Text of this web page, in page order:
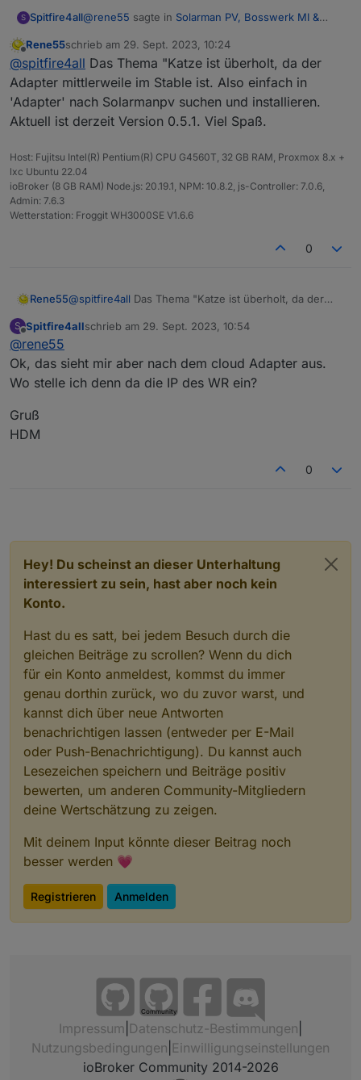
S Spitfire4all@rene55 sagte in Solarman PV, Bosswerk MI &
@kusiDas ist völlig richtig -dieser Adpter liest
die Daten via API aus der Cloud. Daher
Zum Auslesen ohne Cloud kannst du den
Adapter
testen. Der ist leider noch nicht im latest, so
Bin ein wenig zu dumm, den Adapter zu
installieren.
Bei der Katze unter Benutzerdefiniert die URL
Dann sollte der Adapter doch eigentlich unter
anderes machen.
Heißt der auch Solarman PV nur mit einer anderen
Version?
Danke
Gruß Hans-Dieter
Offline
Rene55schrieb am 29. Sept. 2023, 10:24
zuletzt editiert von
@spitfire4all Das Thema "Katze ist überholt, da der
Adapter mittlerweile im Stable ist. Also einfach in
'Adapter' nach Solarmanpv suchen und installieren.
Aktuell ist derzeit Version 0.5.1. Viel Spaß.
Host: Fujitsu Intel(R) Pentium(R) CPU G4560T, 32 GB RAM, Proxmox 8.x +
lxc Ubuntu 22.04
ioBroker (8 GB RAM) Node.js: 20.19.1, NPM: 10.8.2, js-Controller: 7.0.6,
Admin: 7.6.3
Wetterstation: Froggit WH3000SE V1.6.6
0
Rene55@spitfire4all Das Thema "Katze ist überholt, da der
'Adapter' nach Solarmanpv suchen und installieren.
S
Offline
Spitfire4allschrieb am 29. Sept. 2023, 10:54
zuletzt editiert von
@rene55
Ok, das sieht mir aber nach dem cloud Adapter aus.
Wo stelle ich denn da die IP des WR ein?
Gruß
HDM
0
Hey! Du scheinst an dieser Unterhaltung
interessiert zu sein, hast aber noch kein
Konto.
Hast du es satt, bei jedem Besuch durch die
gleichen Beiträge zu scrollen? Wenn du dich
für ein Konto anmeldest, kommst du immer
genau dorthin zurück, wo du zuvor warst, und
kannst dich über neue Antworten
benachrichtigen lassen (entweder per E-Mail
oder Push-Benachrichtigung). Du kannst auch
Lesezeichen speichern und Beiträge positiv
bewerten, um anderen Community-Mitgliedern
deine Wertschätzung zu zeigen.
Mit deinem Input könnte dieser Beitrag noch
besser werden 💗
Registrieren Anmelden
Community
Impressum Datenschutz-Bestimmungen
Nutzungsbedingungen Einwilligungseinstellungen
ioBroker Community 2014-2026